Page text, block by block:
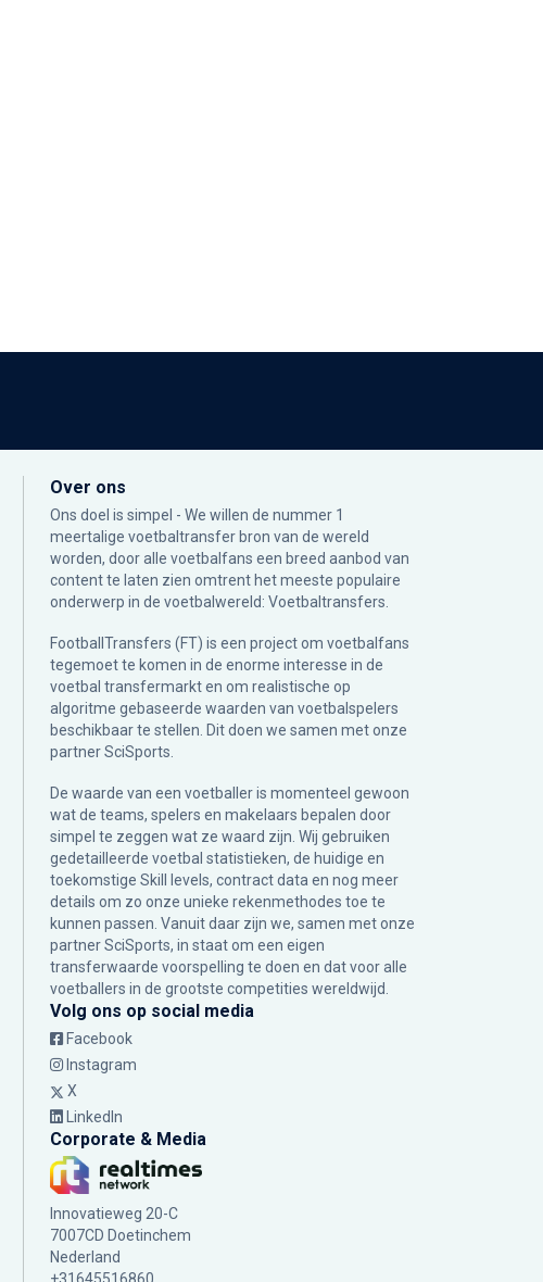
Over ons
Ons doel is simpel - We willen de nummer 1
meertalige voetbaltransfer bron van de wereld
worden, door alle voetbalfans een breed aanbod van
content te laten zien omtrent het meeste populaire
onderwerp in de voetbalwereld: Voetbaltransfers.
FootballTransfers (FT) is een project om voetbalfans
tegemoet te komen in de enorme interesse in de
voetbal transfermarkt en om realistische op
algoritme gebaseerde waarden van voetbalspelers
beschikbaar te stellen. Dit doen we samen met onze
partnerSciSports.
De waarde van een voetballer is momenteel gewoon
wat de teams, spelers en makelaars bepalen door
simpel te zeggen wat ze waard zijn. Wij gebruiken
gedetailleerde voetbal statistieken, de huidige en
toekomstige Skill levels, contract data en nog meer
details om zo onze unieke rekenmethodes toe te
kunnen passen. Vanuit daar zijn we, samen met onze
partner SciSports, in staat om een eigen
transferwaarde voorspelling te doen en dat voor alle
voetballers in de grootste competities wereldwijd.
Volg ons op social media
Facebook
Instagram
X
LinkedIn
Corporate & Media
Innovatieweg 20-C
7007CD Doetinchem
Nederland